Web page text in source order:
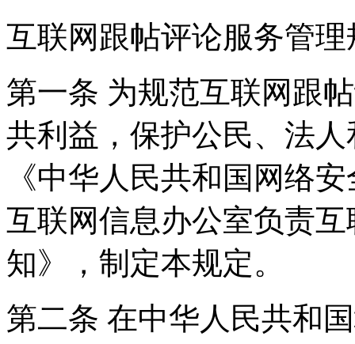
互联网跟帖评论服务管理
第一条 为规范互联网跟
共利益，保护公民、法
《中华人民共和国网络
互联网信息办公室负责
知》，制定本规定。
第二条 在中华人民共和